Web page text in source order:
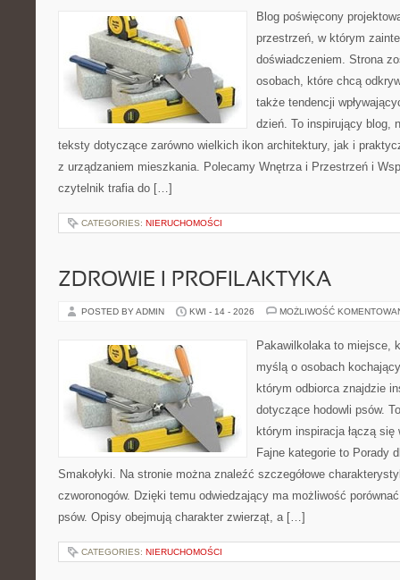
Blog poświęcony
przestrzeń, w którym
doświadczeniem. Strona
osobach, które chcą
także tendencji
dzień. To inspirujący blog,
teksty dotyczące zarówno wielkich ikon architektury, jak i
z urządzaniem mieszkania. Polecamy Wnętrza i Przestrzeń i
czytelnik trafia do […]
CATEGORIES: NIERUCHOMOŚCI
ZDROWIE I PROFILAKTYKA
POSTED BY ADMIN KWI - 14 - 2026 MOŻLIWOŚĆ
Pakawilkolaka to miejsce,
myślą o osobach
którym odbiorca znajdzie
dotyczące hodowli psów.
którym inspiracja łączą
Fajne kategorie to Porady
Smakołyki. Na stronie można znaleźć szczegółowe
czworonogów. Dzięki temu odwiedzający ma możliwość
psów. Opisy obejmują charakter zwierząt, a […]
CATEGORIES: NIERUCHOMOŚCI